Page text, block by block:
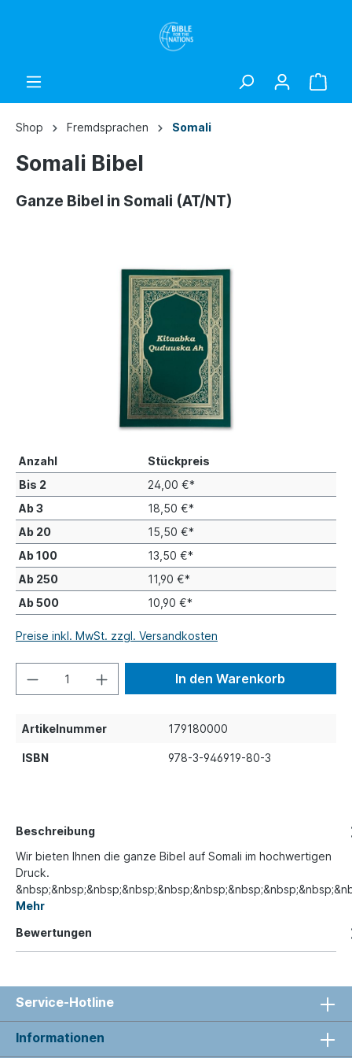
Shop Fremdsprachen Somali
Somali Bibel
Ganze Bibel in Somali (AT/NT)
Anzahl
Stückpreis
Bis 2
24,00 €*
Ab3
18,50 €*
Ab 20
15,50 €*
Ab100
13,50 €*
Ab 250
11,90 €*
Ab500 10,90 €*
Preise inkl. MwSt. zzgl. Versandkosten
In den Warenkorb
Artikelnummer 179180000
ISBN 978-3-946919-80-3
Beschreibung
Wir bieten Ihnen die ganze Bibel auf Somali im hochwertigen
Druck.
Mehr
Bewertungen
Service-Hotline
Informationen